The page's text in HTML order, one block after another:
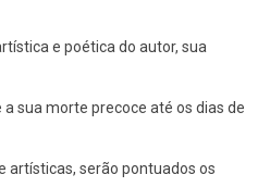
e poética do autor, sua
sua morte precoce até os dias de
artísticas, serão pontuados os